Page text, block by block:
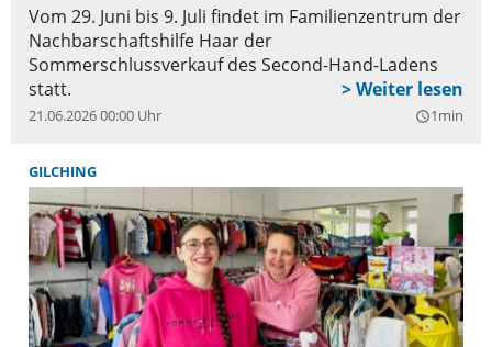
Vom 29. Juni bis 9. Juli findet im Familienzentrum der
Nachbarschaftshilfe Haar der
Sommerschlussverkauf des Second-Hand-Ladens
statt.
21.06.2026 00:00 Uhr query_builder1min
GILCHING